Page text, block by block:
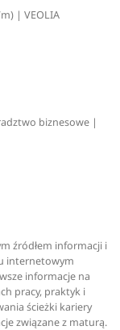
| VEOLIA
biznesowe |
źródłem informacji i
internetowym
informacje na
pracy, praktyk i
ścieżki kariery
związane z maturą.